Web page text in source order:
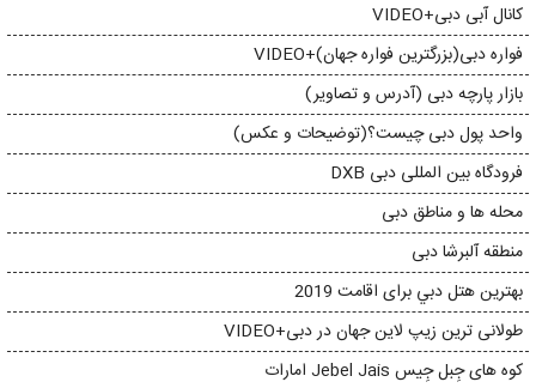
کانال آبی دبی+VIDEO
فواره دبی(بزرگترین فواره جهان)+VIDEO
بازار پارچه دبی (آدرس و تصاویر)
واحد پول دبی چیست؟(توضیحات و عکس)
فرودگاه بین المللی دبی DXB
محله ها و مناطق دبی
منطقه آلبرشا دبی
بهترين هتل دبي برای اقامت 2019
طولانی ترین زیپ لاین جهان در دبی+VIDEO
کوه های جِبل جِیس Jebel Jais امارات